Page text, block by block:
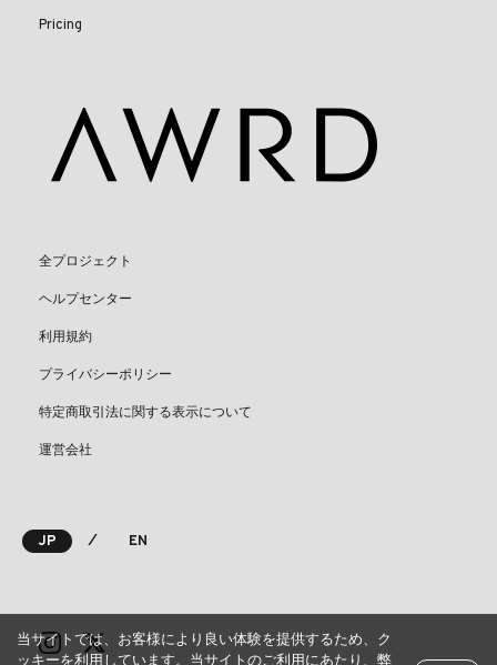
Pricing
全プロジェクト
ヘルプセンター
利用規約
プライバシーポリシー
特定商取引法に関する表示について
運営会社
JP ⁄ EN
当サイトでは、お客様により良い体験を提供するため、ク